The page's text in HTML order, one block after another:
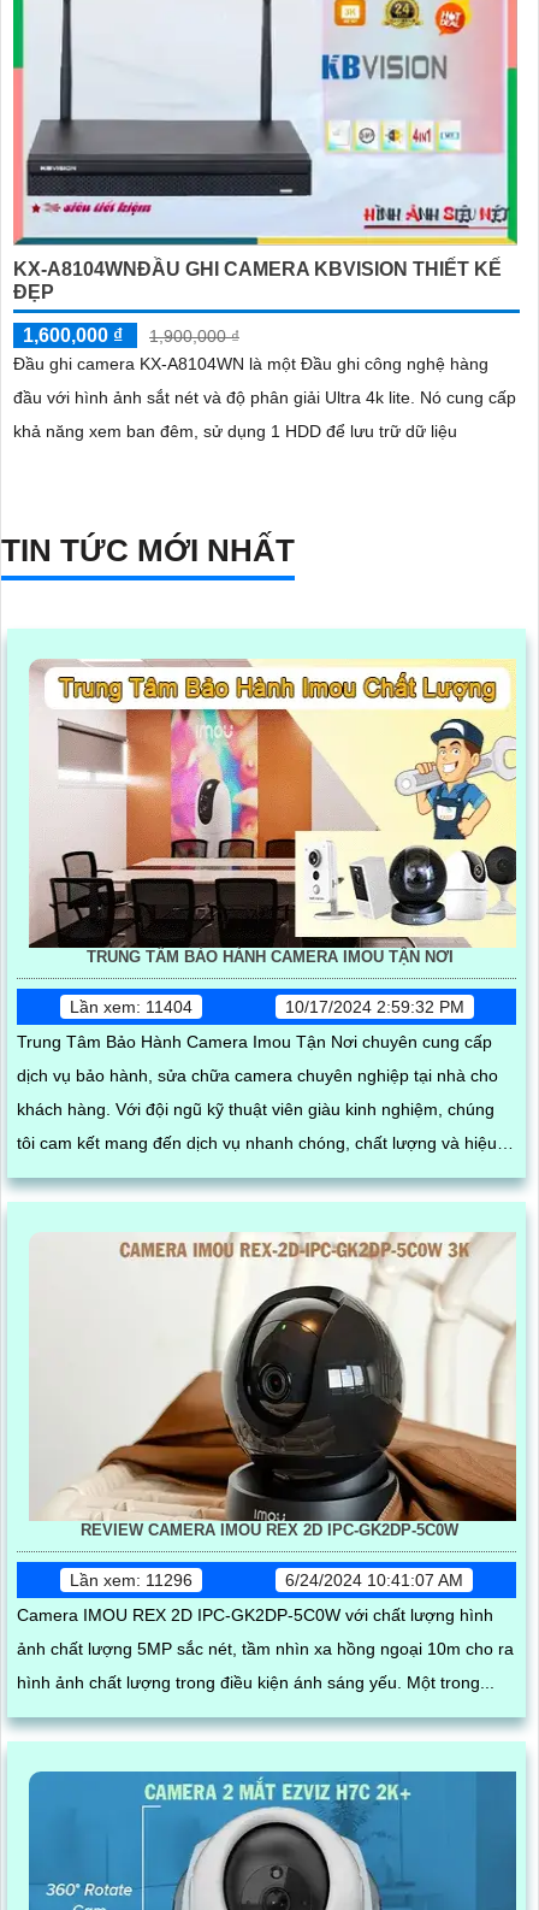
KX-A8104WNĐẦU GHI CAMERA KBVISION THIẾT KẾ
ĐẸP
1,600,000 ₫
1,900,000 ₫
Đầu ghi camera KX-A8104WN là một Đầu ghi công nghệ hàng
đầu với hình ảnh sắt nét và độ phân giải Ultra 4k lite. Nó cung cấp
khả năng xem ban đêm, sử dụng 1 HDD để lưu trữ dữ liệu
TIN TỨC MỚI NHẤT
TRUNG TÂM BẢO HÀNH CAMERA IMOU TẬN NƠI
Lần xem: 11404
10/17/2024 2:59:32 PM
Trung Tâm Bảo Hành Camera Imou Tận Nơi chuyên cung cấp
dịch vụ bảo hành, sửa chữa camera chuyên nghiệp tại nhà cho
khách hàng. Với đội ngũ kỹ thuật viên giàu kinh nghiệm, chúng
tôi cam kết mang đến dịch vụ nhanh chóng, chất lượng và hiệu
quả
REVIEW CAMERA IMOU REX 2D IPC-GK2DP-5C0W
Lần xem: 11296
6/24/2024 10:41:07 AM
Camera IMOU REX 2D IPC-GK2DP-5C0W với chất lượng hình
ảnh chất lượng 5MP sắc nét, tầm nhìn xa hồng ngoại 10m cho ra
hình ảnh chất lượng trong điều kiện ánh sáng yếu. Một trong...